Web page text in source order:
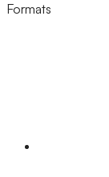
Formats